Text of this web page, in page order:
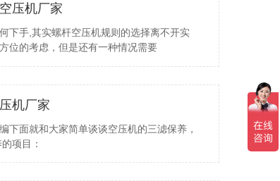
压机厂家
下手,其实螺杆空压机规则的选择离不开实
位的考虑，但是还有一种情况需要
机厂家
下面就和大家简单谈谈空压机的三滤保养，
项目：